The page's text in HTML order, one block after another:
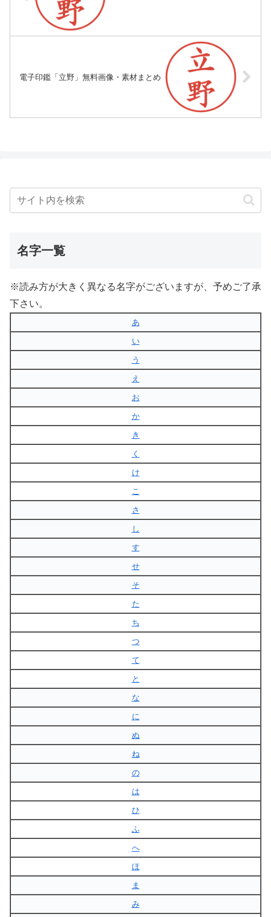
電子印鑑「立野」無料画像・素材まとめ
名字一覧
※読み方が大きく異なる名字がございますが、予めご了承
下さい。
あ
い
う
え
お
か
き
く
け
こ
さ
し
す
せ
そ
た
ち
つ
て
と
な
に
ぬ
ね
の
は
ひ
ふ
へ
ほ
ま
み